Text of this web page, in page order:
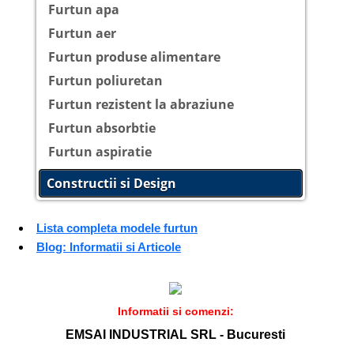
Furtun apa
Furtun aer
Furtun produse alimentare
Furtun poliuretan
Furtun rezistent la abraziune
Furtun absorbtie
Furtun aspiratie
Constructii si Design
Lista completa modele furtun
Blog: Informatii si Articole
Informatii si comenzi:
EMSAI INDUSTRIAL SRL - Bucuresti